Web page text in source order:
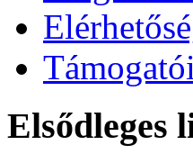
Elsődleges